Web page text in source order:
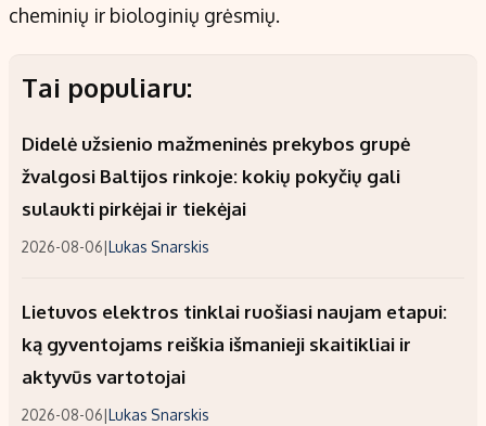
cheminių ir biologinių grėsmių.
Tai populiaru:
Didelė užsienio mažmeninės prekybos grupė
žvalgosi Baltijos rinkoje: kokių pokyčių gali
sulaukti pirkėjai ir tiekėjai
2026-08-06|Lukas Snarskis
Lietuvos elektros tinklai ruošiasi naujam etapui:
ką gyventojams reiškia išmanieji skaitikliai ir
aktyvūs vartotojai
2026-08-06|Lukas Snarskis